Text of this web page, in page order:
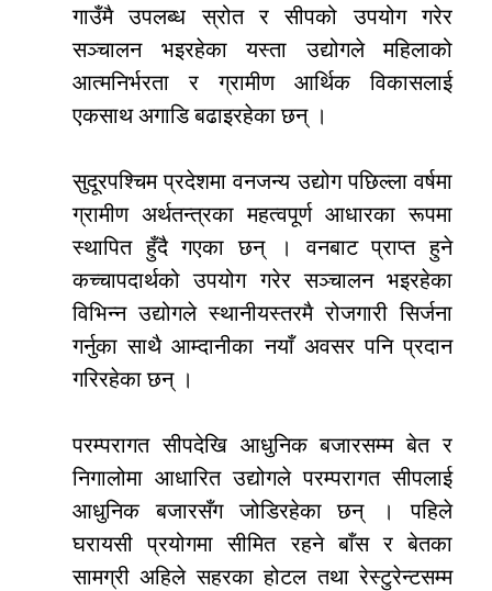
गाउँमै उपलब्ध स्रोत र सीपको उपयोग गरेर
सञ्चालन भइरहेका यस्ता उद्योगले महिलाको
आत्मनिर्भरता र ग्रामीण आर्थिक विकासलाई
एकसाथ अगाडि बढाइरहेका छन् ।
सुदूरपश्चिम प्रदेशमा वनजन्य उद्योग पछिल्ला वर्षमा
ग्रामीण अर्थतन्त्रका महत्वपूर्ण आधारका रूपमा
स्थापित हुँदै गएका छन् । वनबाट प्राप्त हुने
कच्चापदार्थको उपयोग गरेर सञ्चालन भइरहेका
विभिन्न उद्योगले स्थानीयस्तरमै रोजगारी सिर्जना
गर्नुका साथै आम्दानीका नयाँ अवसर पनि प्रदान
गरिरहेका छन् ।
परम्परागत सीपदेखि आधुनिक बजारसम्म बेत र
निगालोमा आधारित उद्योगले परम्परागत सीपलाई
आधुनिक बजारसँग जोडिरहेका छन् । पहिले
घरायसी प्रयोगमा सीमित रहने बाँस र बेतका
सामग्री अहिले सहरका होटल तथा रेस्टुरेन्टसम्म